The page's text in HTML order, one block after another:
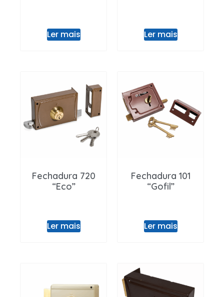
Ler mais Ler mais
Fechadura 720
“Eco”
Ler mais
Fechadura 101
“Gofil”
Ler mais